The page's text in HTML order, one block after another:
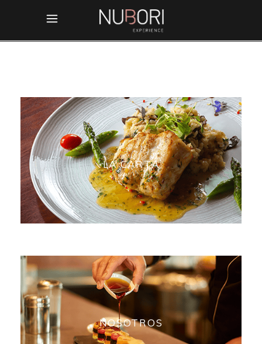
LA CARTA
NOSOTROS